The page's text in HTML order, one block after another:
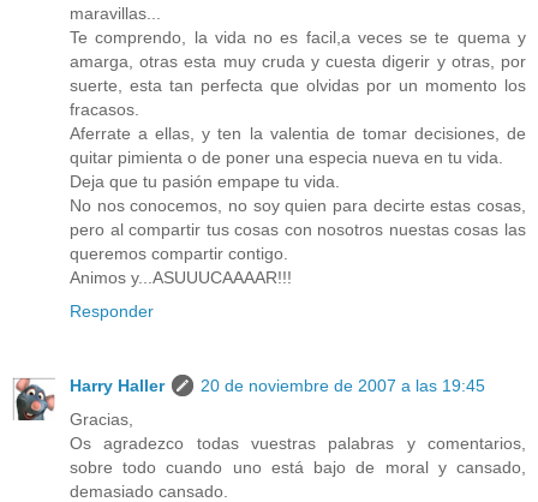
maravillas...
Te comprendo, la vida no es facil,a veces se te quema y
amarga, otras esta muy cruda y cuesta digerir y otras, por
suerte, esta tan perfecta que olvidas por un momento los
fracasos.
Aferrate a ellas, y ten la valentia de tomar decisiones, de
quitar pimienta o de poner una especia nueva en tu vida.
Deja que tu pasión empape tu vida.
No nos conocemos, no soy quien para decirte estas cosas,
pero al compartir tus cosas con nosotros nuestas cosas las
queremos compartir contigo.
Animos y...ASUUUCAAAAR!!!
Responder
Harry Haller
20 de noviembre de 2007 a las 19:45
Gracias,
Os agradezco todas vuestras palabras y comentarios,
sobre todo cuando uno está bajo de moral y cansado,
demasiado cansado.